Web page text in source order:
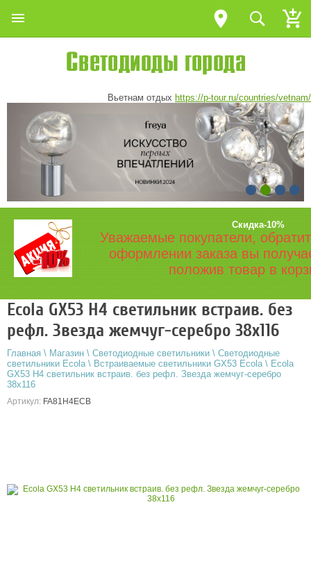
Вьетнам отдых https://p-tour.ru/countries/vetnam/
Скидка-10%
Уважаемые покупатели,
оформлении заказа вы
положив товар в
Ecola GX53 H4 светильник встраив. без
рефл. Звезда жемчуг-серебро 38x116
Главная \ Магазин \ Светодиодные светильники \ Светодиодные
светильники Ecola\ Встраиваемые светильники GX53 Ecola\ Ecola
GX53 H4 светильник встраив. без рефл. Звезда жемчуг-серебро
38x116
Артикул: FA81H4ECB